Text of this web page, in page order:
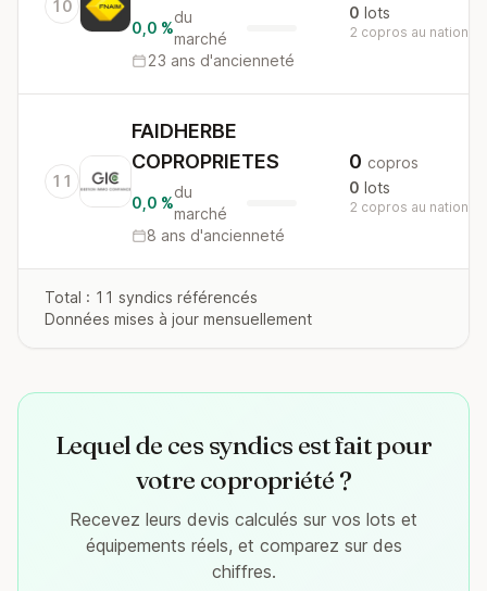
10
0,0 %
du
marché
23 ans d'ancienneté
0 lots
2 copros au national
11
FAIDHERBE
COPROPRIETES
0,0 %
du
marché
8 ans d'ancienneté
0 copros
0 lots
2 copros au national
Total : 11 syndics référencés
Données mises à jour mensuellement
Lequel de ces syndics est fait pour
votre copropriété ?
Recevez leurs devis calculés sur vos lots et
équipements réels, et comparez sur des
chiffres.